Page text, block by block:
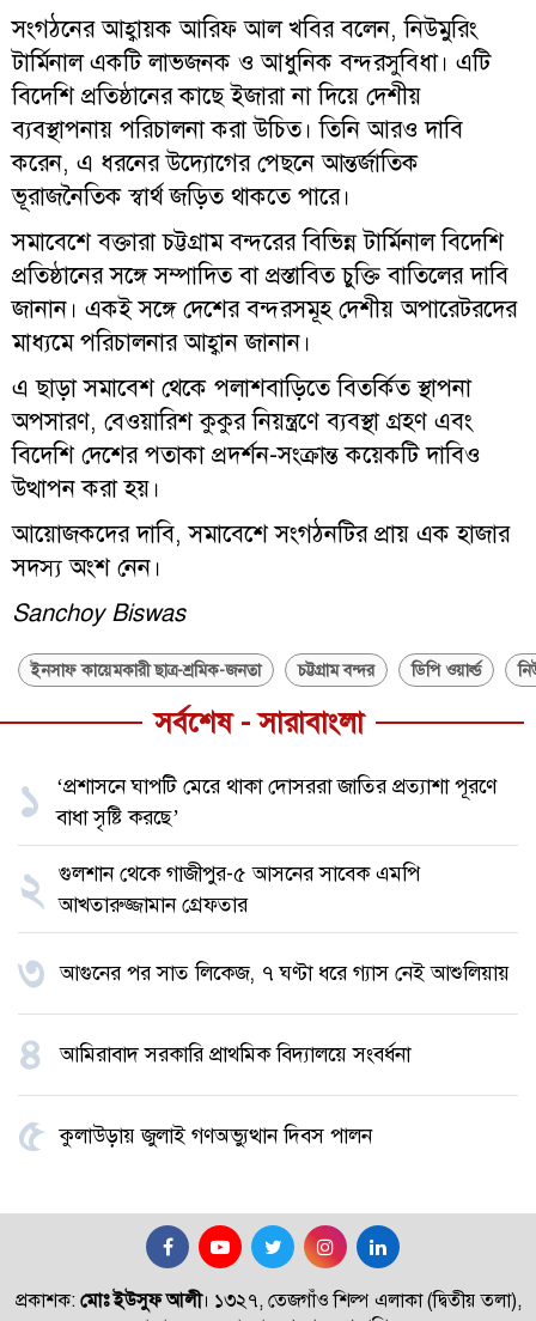
সংগঠনের আহ্বায়ক আরিফ আল খবির বলেন, নিউমুরিং
টার্মিনাল একটি লাভজনক ও আধুনিক বন্দরসুবিধা। এটি
বিদেশি প্রতিষ্ঠানের কাছে ইজারা না দিয়ে দেশীয়
ব্যবস্থাপনায় পরিচালনা করা উচিত। তিনি আরও দাবি
করেন, এ ধরনের উদ্যোগের পেছনে আন্তর্জাতিক
ভূরাজনৈতিক স্বার্থ জড়িত থাকতে পারে।
সমাবেশে বক্তারা চট্টগ্রাম বন্দরের বিভিন্ন টার্মিনাল বিদেশি
প্রতিষ্ঠানের সঙ্গে সম্পাদিত বা প্রস্তাবিত চুক্তি বাতিলের দাবি
জানান। একই সঙ্গে দেশের বন্দরসমূহ দেশীয় অপারেটরদের
মাধ্যমে পরিচালনার আহ্বান জানান।
এ ছাড়া সমাবেশ থেকে পলাশবাড়িতে বিতর্কিত স্থাপনা
অপসারণ, বেওয়ারিশ কুকুর নিয়ন্ত্রণে ব্যবস্থা গ্রহণ এবং
বিদেশি দেশের পতাকা প্রদর্শন-সংক্রান্ত কয়েকটি দাবিও
উত্থাপন করা হয়।
আয়োজকদের দাবি, সমাবেশে সংগঠনটির প্রায় এক হাজার
সদস্য অংশ নেন।
Sanchoy Biswas
ইনসাফ কায়েমকারী ছাত্র-শ্রমিক-জনতা চট্টগ্রাম বন্দর ডিপি ওয়ার্ল্ড
সর্বশেষ - সারাবাংলা
১
‘প্রশাসনে ঘাপটি মেরে থাকা দোসররা জাতির প্রত্যাশা পূরণে
বাধা সৃষ্টি করছে’
২ গুলশান থেকে গাজীপুর-৫ আসনের সাবেক এমপি
আখতারুজ্জামান গ্রেফতার
৩ আগুনের পর সাত লিকেজ, ৭ ঘণ্টা ধরে গ্যাস নেই আশুলিয়ায়
৪ আমিরাবাদ সরকারি প্রাথমিক বিদ্যালয়ে সংবর্ধনা
৫ কুলাউড়ায় জুলাই গণঅভ্যুত্থান দিবস পালন
প্রকাশক:মোঃ ইউসুফ আলী। ১৩২৭, তেজগাঁও শিল্প এলাকা (দ্বিতীয় তলা),